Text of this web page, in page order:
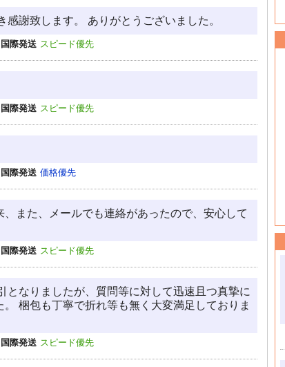
謝致します。 ありがとうございました。
国際発送 スピード優先
国際発送 スピード優先
国際発送 価格優先
また、メールでも連絡があったので、安心して
国際発送 スピード優先
なりましたが、質問等に対して迅速且つ真摯に
梱包も丁寧で折れ等も無く大変満足しておりま
国際発送 スピード優先